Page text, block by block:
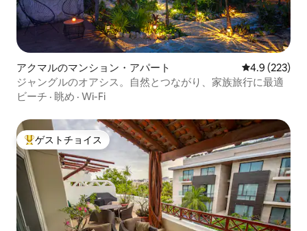
アクマルのマンション・アパート レビュー223
4.9 (223)
ジャングルのオアシス。自然とつながり、家族旅行に最適
ビーチ · 眺め · Wi-Fi
大好評のゲストチョイスです。
ゲストチョイス